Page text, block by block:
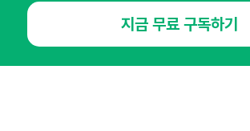
이용약관
instagramthreadkakaotalk
지금 무료 구독하기